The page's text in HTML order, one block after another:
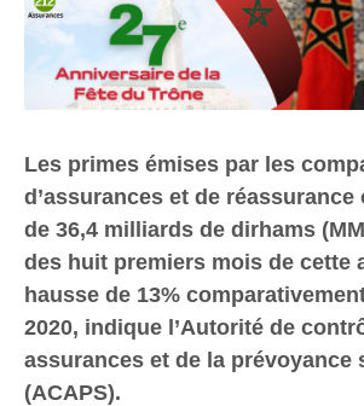
Les primes émises par les
d’assurances et de
de 36,4 milliards de dirhams
des huit premiers mois de cette
hausse de 13%
2020, indique l’Autorité de
assurances et de la prévoyance
(ACAPS).